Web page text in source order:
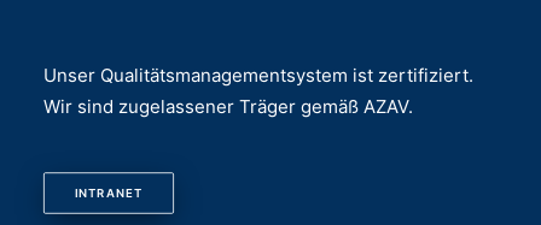
Unser Qualitätsmanagementsystem ist zertifiziert.
Wir sind zugelassener Träger gemäß AZAV.
INTRANET